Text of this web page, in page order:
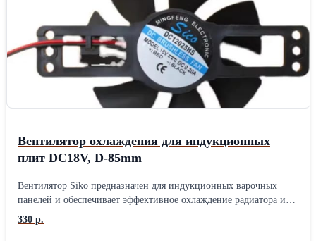
Вентилятор охлаждения для индукционных
плит DC18V, D-85mm
Вентилятор Siko предназначен для индукционных варочных
панелей и обеспечивает эффективное охлаждение радиатора и
катушки индукционной плиты на платах генератора. Размеры
(ШxГxВ) 83x120x25 мм
330 р.